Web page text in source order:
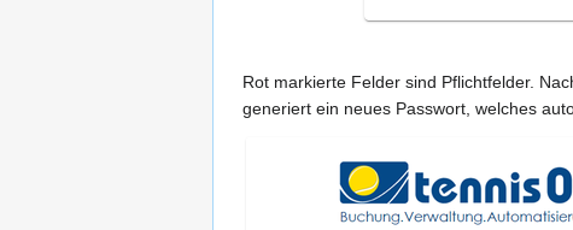
Rot markierte Felder sind Pflichtfelder.
generiert ein neues Passwort, welches